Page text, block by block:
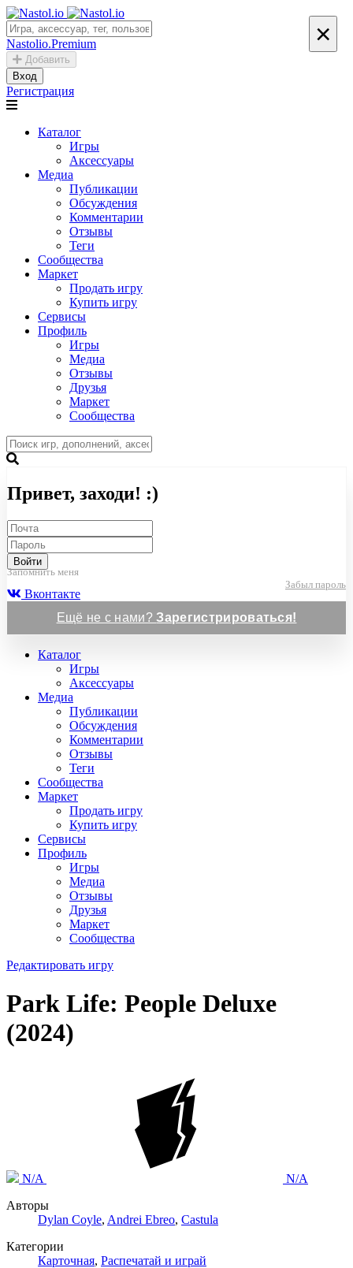
Nastolio.Premium
Добавить
Вход
Регистрация
Каталог
Игры
Аксессуары
Медиа
Публикации
Обсуждения
Комментарии
Отзывы
Теги
Сообщества
Маркет
Продать игру
Купить игру
Сервисы
Профиль
Игры
Медиа
Отзывы
Друзья
Маркет
Сообщества
×
Привет, заходи! :)
Войти
Запомнить меня
Забыл пароль
Вконтакте
Ещё не с нами?Зарегистрироваться!
Каталог
Игры
Аксессуары
Медиа
Публикации
Обсуждения
Комментарии
Отзывы
Теги
Сообщества
Маркет
Продать игру
Купить игру
Сервисы
Профиль
Игры
Медиа
Отзывы
Друзья
Маркет
Сообщества
Редактировать игру
Park Life: People Deluxe
(2024)
N/A
N/A
Авторы
Dylan Coyle, Andrei Ebreo, Castula
Категории
Карточная, Распечатай и играй